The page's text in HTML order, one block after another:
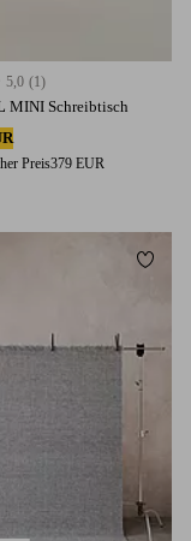
MINI Schreibtisch
Preis379 EUR
auf 1 Bewertungen
5,0 (1)
Zu